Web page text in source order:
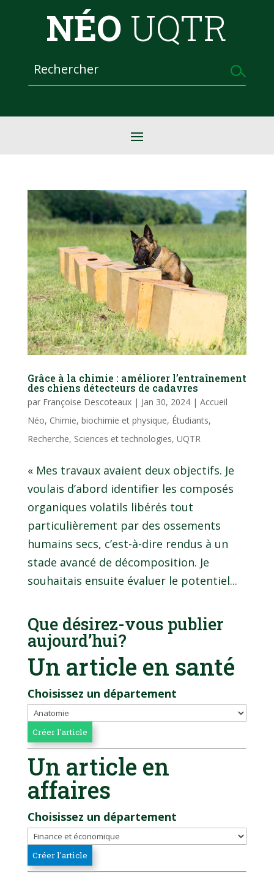
NÉO UQTR
Grâce à la chimie : améliorer l’entraînement
des chiens détecteurs de cadavres
par Françoise Descoteaux| Jan 30, 2024| Accueil
Néo, Chimie, biochimie et physique, Étudiants,
Recherche, Sciences et technologies, UQTR
« Mes travaux avaient deux objectifs. Je
voulais d’abord identifier les composés
organiques volatils libérés tout
particulièrement par des ossements
humains secs, c’est-à-dire rendus à un
stade avancé de décomposition. Je
souhaitais ensuite évaluer le potentiel...
Que désirez-vous publier
aujourd’hui?
Un article en santé
Choisissez un département
Un article en
affaires
Choisissez un département